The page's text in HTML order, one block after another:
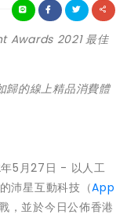
Awards 2021 最佳
歸的線上精品消費體
5月27日 - 以人工
沛星互動科技（App
，並於今日公佈香港